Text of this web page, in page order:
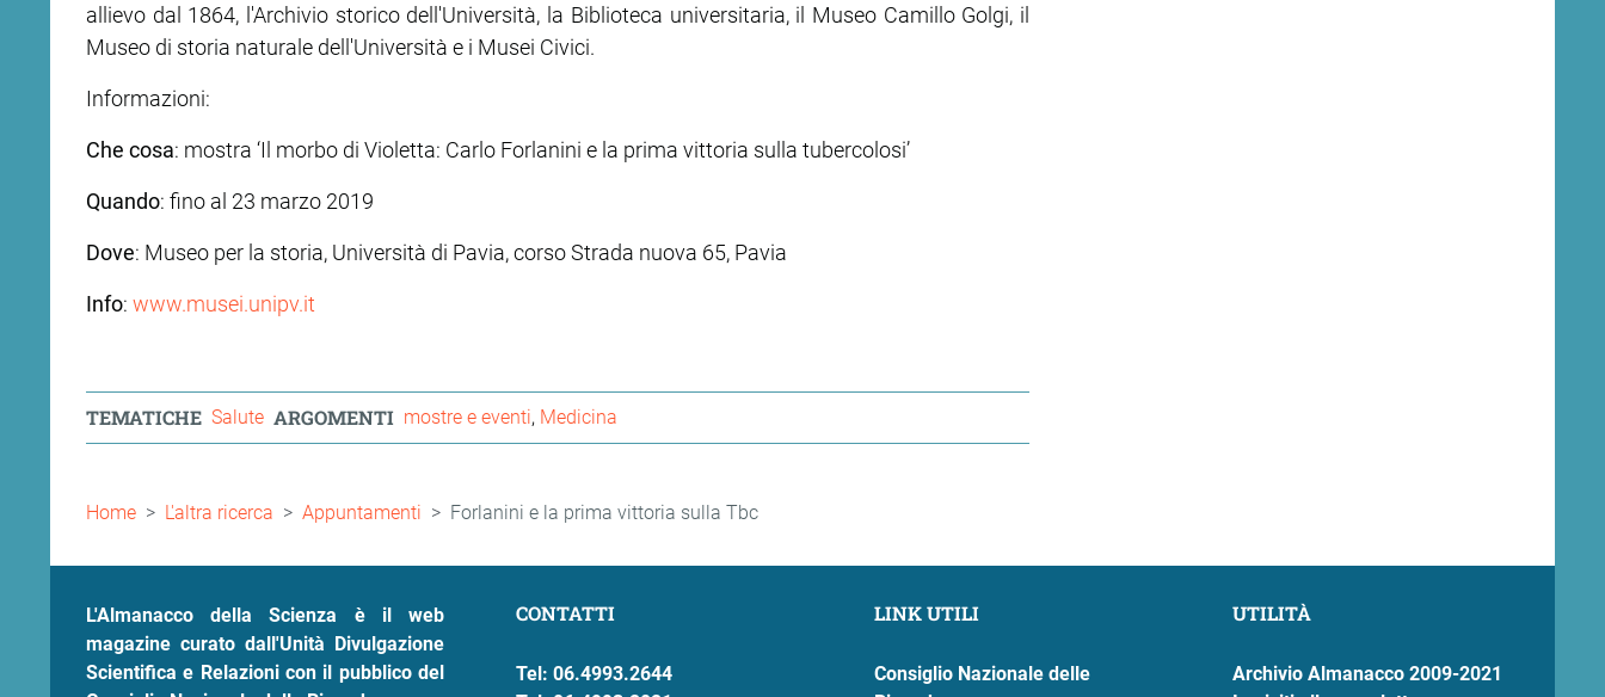
allievo dal 1864, l'Archivio storico dell'Università, la Biblioteca universitaria, il Museo Camillo Golgi, il
Museo di storia naturale dell'Università e i Musei Civici.
Informazioni:
Che cosa: mostra ‘Il morbo di Violetta: Carlo Forlanini e la prima vittoria sulla tubercolosi’
Quando: fino al 23 marzo 2019
Dove: Museo per la storia, Università di Pavia, corso Strada nuova 65, Pavia
Info: www.musei.unipv.it
TEMATICHE Salute ARGOMENTI mostre e eventi Medicina
Briciole
Home L'altra ricerca Appuntamenti Forlanini e la prima vittoria sulla Tbc
L'Almanacco della Scienza è il web
magazine curato dall'Unità Divulgazione
Scientifica e Relazioni con il pubblico del
CONTATTI
Tel: 06.4993.2644
LINK UTILI
Consiglio Nazionale delle
UTILITÀ
Archivio Almanacco 2009-2021